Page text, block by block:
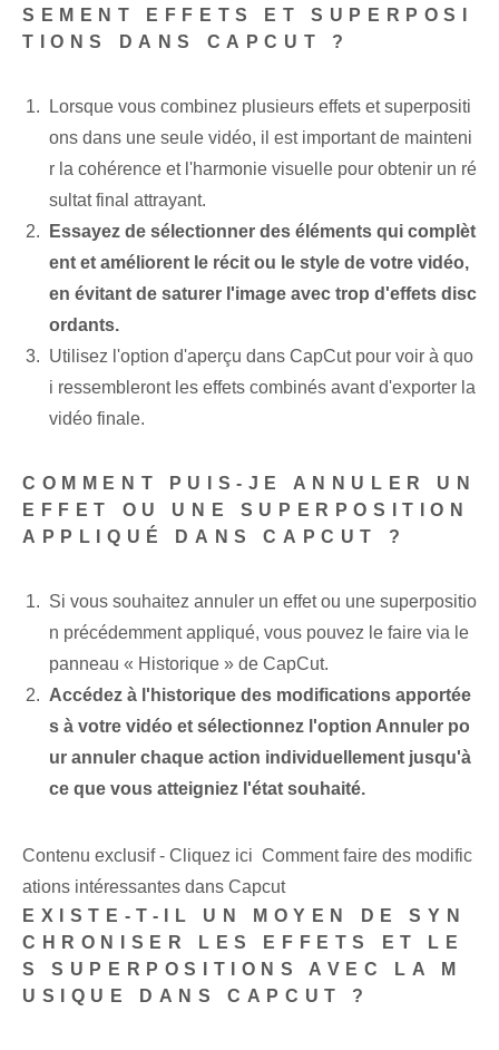
SEMENT EFFETS ET SUPERPOSI
TIONS DANS CAPCUT ?
Lorsque vous combinez plusieurs effets et superpositi
ons dans une seule vidéo, il est important de mainteni
r la cohérence et l'harmonie visuelle pour obtenir un ré
sultat final attrayant.
Essayez de sélectionner des éléments qui complèt
ent et améliorent le récit ou le style de votre vidéo,
en évitant de saturer l'image avec trop d'effets disc
ordants.
Utilisez l'option d'aperçu dans CapCut pour voir à quo
i ressembleront les effets combinés avant d'exporter la
vidéo finale.
COMMENT PUIS-JE ANNULER UN
EFFET OU UNE SUPERPOSITION
APPLIQUÉ DANS CAPCUT ?
Si vous souhaitez annuler un effet ou une superpositio
n précédemment appliqué, vous pouvez le faire via le
panneau « Historique » de CapCut.
Accédez à l'historique des modifications apportée
s à votre vidéo et sélectionnez l'option Annuler po
ur annuler chaque action individuellement jusqu'à
ce que vous atteigniez l'état souhaité.
Contenu exclusif - Cliquez ici Comment faire des modific
ations intéressantes dans Capcut
EXISTE-T-IL UN MOYEN DE SYN
CHRONISER LES EFFETS ET LE
S SUPERPOSITIONS AVEC LA M
USIQUE DANS CAPCUT ?